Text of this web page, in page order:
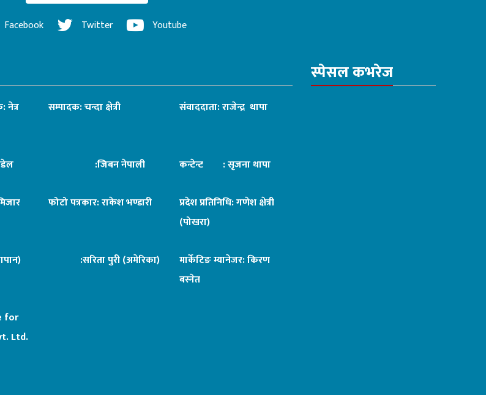
Facebook Twitter Youtube
नेत्र
सम्पादक: चन्दा क्षेत्री संवाददाता: राजेन्द्र थापा
:जिबन नेपाली कन्टेन्ट : सृजना थापा
फोटो पत्रकार: राकेश भण्डारी
प्रदेश प्रतिनिधि: गणेश क्षेत्री
(पोखरा)
:सरिता पुरी (अमेरिका)
मार्केटिङ म्यानेजर: किरण
बस्नेत
for
Ltd.
स्पेसल कभरेज